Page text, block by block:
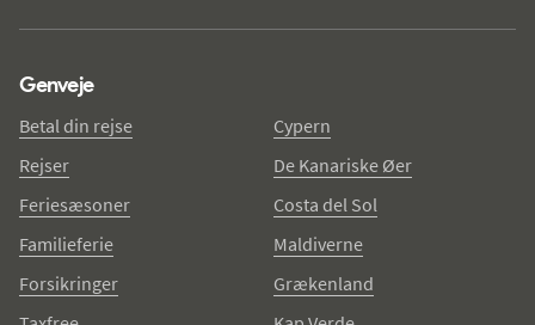
Genveje
Betal din rejse
Rejser
Feriesæsoner
Familieferie
Forsikringer
Cypern
De Kanariske Øer
Costa del Sol
Maldiverne
Grækenland